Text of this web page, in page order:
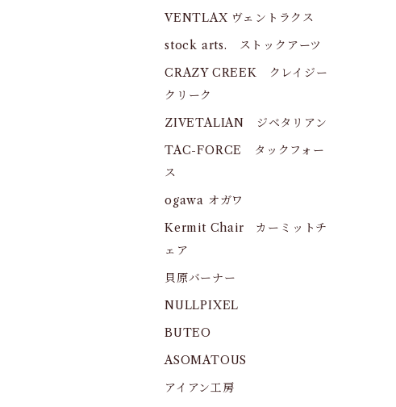
VENTLAX ヴェントラクス
stock arts. ストックアーツ
CRAZY CREEK クレイジー
クリーク
ZIVETALIAN ジベタリアン
TAC-FORCE タックフォー
ス
ogawa オガワ
Kermit Chair カーミットチ
ェア
貝原バーナー
NULLPIXEL
BUTEO
ASOMATOUS
アイアン工房